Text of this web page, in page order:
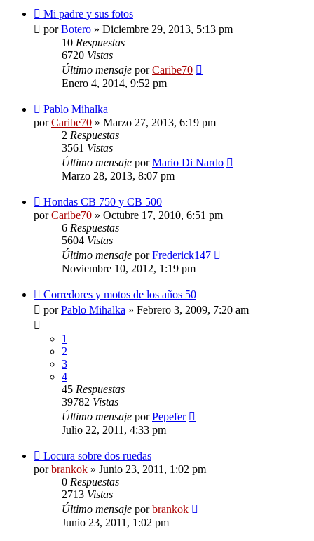
Mi padre y sus fotos
porBotero » Diciembre 29, 2013, 5:13 pm
10 Respuestas
6720 Vistas
Último mensaje porCaribe70
Enero 4, 2014, 9:52 pm
Pablo Mihalka
porCaribe70 » Marzo 27, 2013, 6:19 pm
2 Respuestas
3561 Vistas
Último mensaje porMario Di Nardo
Marzo 28, 2013, 8:07 pm
Hondas CB 750 y CB 500
porCaribe70 » Octubre 17, 2010, 6:51 pm
6 Respuestas
5604 Vistas
Último mensaje porFrederick147
Noviembre 10, 2012, 1:19 pm
Corredores y motos de los años 50
porPablo Mihalka » Febrero 3, 2009, 7:20 am
1
2
3
4
45 Respuestas
39782 Vistas
Último mensaje porPepefer
Julio 22, 2011, 4:33 pm
Locura sobre dos ruedas
porbrankok » Junio 23, 2011, 1:02 pm
0 Respuestas
2713 Vistas
Último mensaje porbrankok
Junio 23, 2011, 1:02 pm